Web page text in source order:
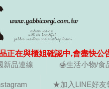
新品連線 🍯生活小物/食
★加入LINE好友
正在與櫃姐確認中,會盡快